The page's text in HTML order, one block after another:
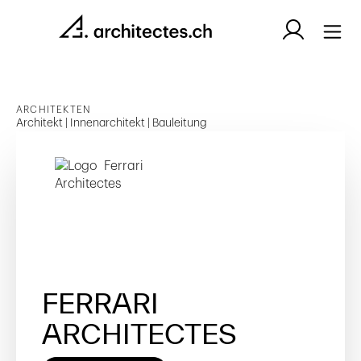
ARCHITEKTEN
Architekt | Innenarchitekt | Bauleitung
FERRARI
ARCHITECTES